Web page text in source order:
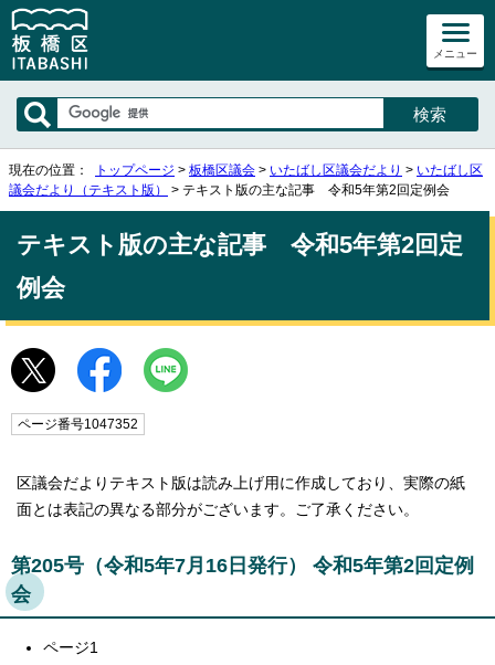
メニュー
現在の位置： トップページ > 板橋区議会 > いたばし区議会だより > いたばし区
議会だより（テキスト版）
> テキスト版の主な記事 令和5年第2回定例会
テキスト版の主な記事 令和5年第2回定
例会
ページ番号1047352
区議会だよりテキスト版は読み上げ用に作成しており、実際の紙
面とは表記の異なる部分がございます。ご了承ください。
第205号（令和5年7月16日発行） 令和5年第2回定例
会
ページ1